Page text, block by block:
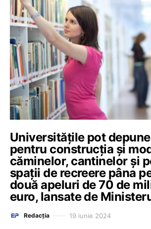
Universitățile pot
pentru construcția și
căminelor, cantinelor și
spații de recreere pâna
două apeluri de 70 de
euro, lansate de
Redacția 19 iunie 2024